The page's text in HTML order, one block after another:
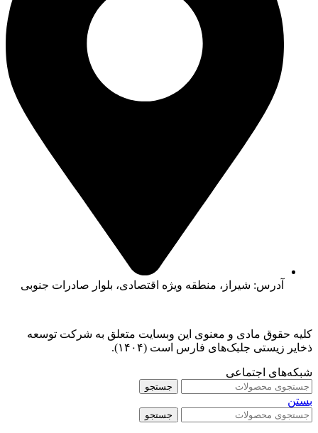
آدرس: شیراز، منطقه ویژه اقتصادی، بلوار صادرات جنوبی
کلیه حقوق مادی و معنوی این وبسایت متعلق به شرکت توسعه
ذخایر زیستی جلبک‌های فارس است (۱۴۰۴).
شبکه‌های اجتماعی
جستجو
بستن
جستجو